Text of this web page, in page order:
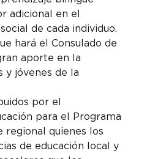
adicional en el
de cada individuo.
hará el Consulado de
aporte en la
y jóvenes de la
por el
para el Programa
regional quienes los
de educación local y